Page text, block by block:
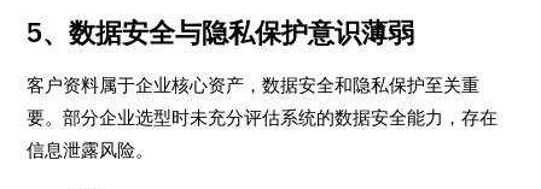
5、数据安全与隐私保护意识薄弱
客户资料属于企业核心资产，数据安全和隐私保护至关重
要。部分企业选型时未充分评估系统的数据安全能力，存在
信息泄露风险。